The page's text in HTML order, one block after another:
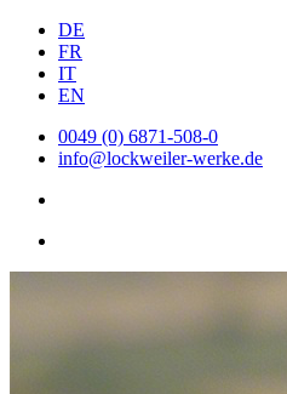
DE
FR
IT
EN
0049 (0) 6871-508-0
info@lockweiler-werke.de